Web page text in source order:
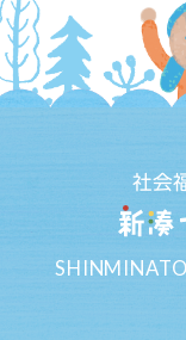
社会